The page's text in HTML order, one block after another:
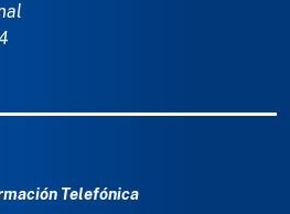
Telefónica